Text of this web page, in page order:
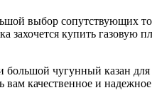
выбор сопутствующих
захочется купить газовую
чугунный казан
качественное и